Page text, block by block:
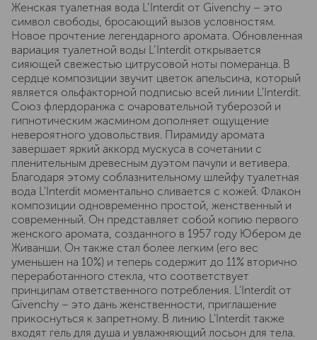
Женская туалетная вода L’Interdit от Givenchy – это
символ свободы, бросающий вызов условностям.
Новое прочтение легендарного аромата. Обновленная
вариация туалетной воды L’Interdit открывается
сияющей свежестью цитрусовой ноты померанца. В
сердце композиции звучит цветок апельсина, который
является ольфакторной подписью всей линии L'Interdit.
Союз флердоранжа с очаровательной туберозой и
гипнотическим жасмином дополняет ощущение
невероятного удовольствия. Пирамиду аромата
завершает яркий аккорд мускуса в сочетании с
пленительным древесным дуэтом пачули и ветивера.
Благодаря этому соблазнительному шлейфу туалетная
вода L'Interdit моментально сливается с кожей. Флакон
композиции одновременно простой, женственный и
современный. Он представляет собой копию первого
женского аромата, созданного в 1957 году Юбером де
Живанши. Он также стал более легким (его вес
уменьшен на 10%) и теперь содержит до 11% вторично
переработанного стекла, что соответствует
принципам ответственного потребления. L'Interdit от
Givenchy – это дань женственности, приглашение
прикоснуться к запретному. В линию L'Interdit также
входят гель для душа и увлажняющий лосьон для тела.